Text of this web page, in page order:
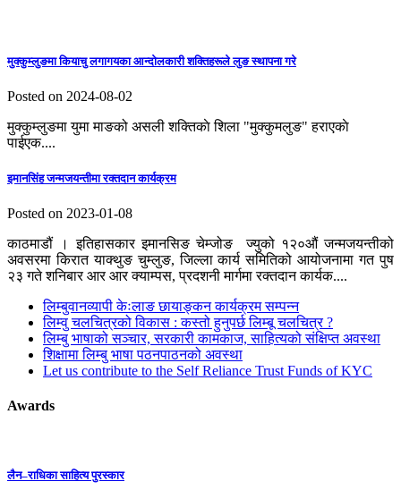
मुक्कुम्लुङमा कियाचु लगागयका आन्दाेलकारी शक्तिहरूले लुङ स्थापना गरे
Posted on 2024-08-02
मुक्कुम्लुङमा युमा माङको असली शक्तिकाे शिला "मुक्कुमलुङ" हराएकाे
पाईएक....
इमानसिंह जन्मजयन्तीमा रक्तदान कार्यक्रम
Posted on 2023-01-08
काठमाडौं । इतिहासकार इमानसिङ चेम्जोङ ज्युको १२०औं जन्मजयन्तीको
अवसरमा किरात याक्थुङ चुम्लुङ, जिल्ला कार्य समितिको आयोजनामा गत पुष
२३ गते शनिबार आर आर क्याम्पस, प्रदशनी मार्गमा रक्तदान कार्यक....
लिम्बुवानव्यापी केःलाङ छायाङ्कन कार्यक्रम सम्पन्न
लिम्वु चलचित्रको विकास : कस्तो हुनुपर्छ लिम्बू चलचित्र ?
लिम्बु भाषाको सञ्चार, सरकारी कामकाज, साहित्यको संक्षिप्त अवस्था
शिक्षामा लिम्बु भाषा पठनपाठनको अवस्था
Let us contribute to the Self Reliance Trust Funds of KYC
Awards
लैन–राधिका साहित्य पुरस्कार